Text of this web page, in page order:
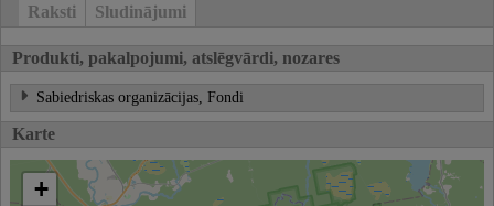
Raksti
Sludinājumi
Produkti, pakalpojumi, atslēgvārdi, nozares
Sabiedriskas organizācijas, Fondi
Karte
+